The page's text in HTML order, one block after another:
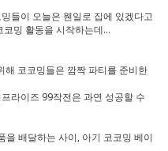
들이 오늘은 웬일로 집에 있겠다고
코밍 활동을 시작하는데…
해 코코밍들은 깜짝 파티를 준비한
라이즈 99작전은 과연 성공할 수
배달하는 사이, 아기 코코밍 베이